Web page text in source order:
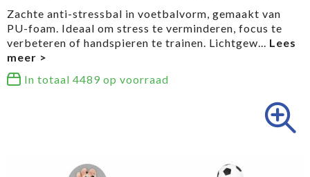
Tassen
Sport
Zachte anti-stressbal in voetbalvorm, gemaakt van
PU-foam. Ideaal om stress te verminderen, focus te
verbeteren of handspieren te trainen. Lichtgew...
In totaal 4489 op voorraad